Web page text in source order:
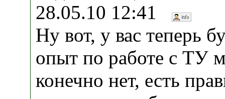
28.05.10 12:41
Ну вот, у вас теперь
опыт по работе с ТУ
конечно нет, есть